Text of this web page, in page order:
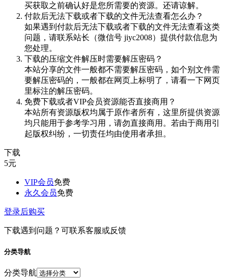
买获取之前确认好是您所需要的资源。还请谅解。
付款后无法下载或者下载的文件无法查看怎么办？
如果遇到付款后无法下载或者下载的文件无法查看这类
问题，请联系站长（微信号 jiyc2008）提供付款信息为
您处理。
下载的压缩文件解压时需要解压密码？
本站分享的文件一般都不需要解压密码，如个别文件需
要解压密码的，一般都在网页上标明了，请看一下网页
里标注的解压密码。
免费下载或者VIP会员资源能否直接商用？
本站所有资源版权均属于原作者所有，这里所提供资源
均只能用于参考学习用，请勿直接商用。若由于商用引
起版权纠纷，一切责任均由使用者承担。
下载
5元
VIP会员免费
永久会员免费
登录后购买
下载遇到问题？可联系客服或反馈
分类导航
分类导航